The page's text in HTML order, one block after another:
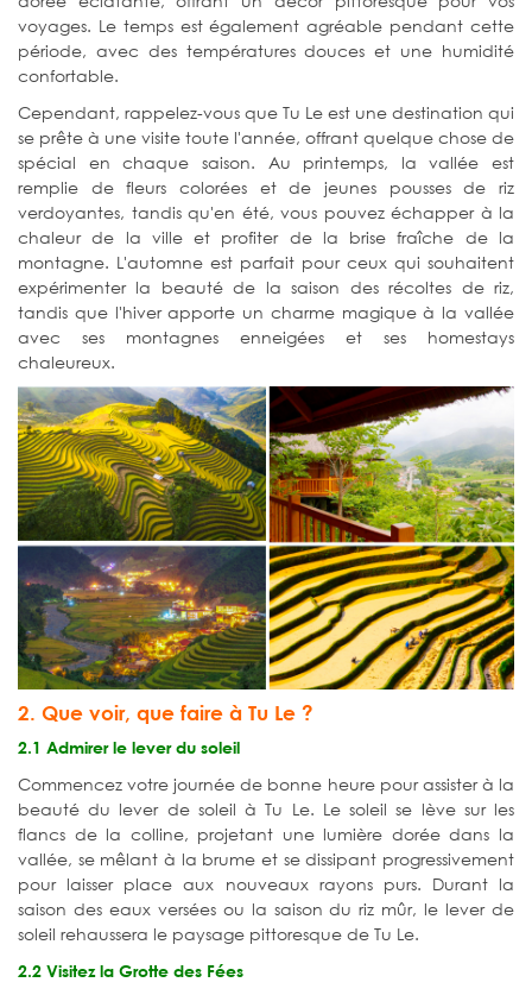
voyages. Le temps est également agréable pendant cette
période, avec des températures douces et une humidité
confortable.
Cependant, rappelez-vous que Tu Le est une destination qui
se prête à une visite toute l'année, offrant quelque chose de
spécial en chaque saison. Au printemps, la vallée est
remplie de fleurs colorées et de jeunes pousses de riz
verdoyantes, tandis qu'en été, vous pouvez échapper à la
chaleur de la ville et profiter de la brise fraîche de la
montagne. L'automne est parfait pour ceux qui souhaitent
expérimenter la beauté de la saison des récoltes de riz,
tandis que l'hiver apporte un charme magique à la vallée
avec ses montagnes enneigées et ses homestays
chaleureux.
2. Que voir, que faire à Tu Le ?
2.1 Admirer le lever du soleil
Commencez votre journée de bonne heure pour assister à la
beauté du lever de soleil à Tu Le. Le soleil se lève sur les
flancs de la colline, projetant une lumière dorée dans la
vallée, se mêlant à la brume et se dissipant progressivement
pour laisser place aux nouveaux rayons purs. Durant la
saison des eaux versées ou la saison du riz mûr, le lever de
soleil rehaussera le paysage pittoresque de Tu Le.
2.2 Visitez la Grotte des Fées